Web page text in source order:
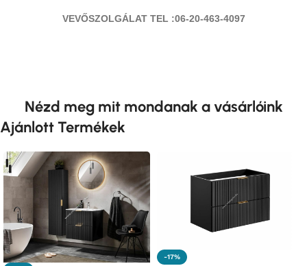
VEVŐSZOLGÁLAT TEL :06-20-463-4097
Nézd meg mit mondanak a vásárlóink
Ajánlott Termékek
-17%